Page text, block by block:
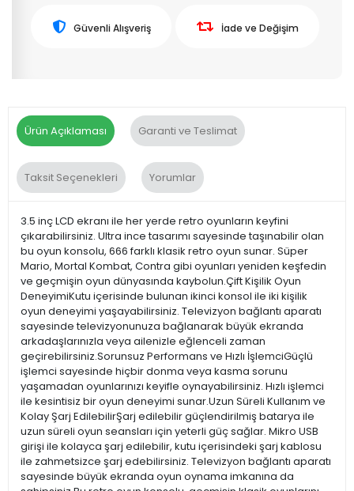
Güvenli Alışveriş İade ve Değişim
Ürün Açıklaması Garanti ve Teslimat
Taksit Seçenekleri Yorumlar
3.5 inç LCD ekranı ile her yerde retro oyunların keyfini
çıkarabilirsiniz. Ultra ince tasarımı sayesinde taşınabilir olan
bu oyun konsolu, 666 farklı klasik retro oyun sunar. Süper
Mario, Mortal Kombat, Contra gibi oyunları yeniden keşfedin
ve geçmişin oyun dünyasında kaybolun.Çift Kişilik Oyun
DeneyimiKutu içerisinde bulunan ikinci konsol ile iki kişilik
oyun deneyimi yaşayabilirsiniz. Televizyon bağlantı aparatı
sayesinde televizyonunuza bağlanarak büyük ekranda
arkadaşlarınızla veya ailenizle eğlenceli zaman
geçirebilirsiniz.Sorunsuz Performans ve Hızlı İşlemciGüçlü
işlemci sayesinde hiçbir donma veya kasma sorunu
yaşamadan oyunlarınızı keyifle oynayabilirsiniz. Hızlı işlemci
ile kesintisiz bir oyun deneyimi sunar.Uzun Süreli Kullanım ve
Kolay Şarj EdilebilirŞarj edilebilir güçlendirilmiş batarya ile
uzun süreli oyun seansları için yeterli güç sağlar. Mikro USB
girişi ile kolayca şarj edilebilir, kutu içerisindeki şarj kablosu
ile zahmetsizce şarj edebilirsiniz. Televizyon bağlantı aparatı
sayesinde büyük ekranda oyun oynama imkanına da